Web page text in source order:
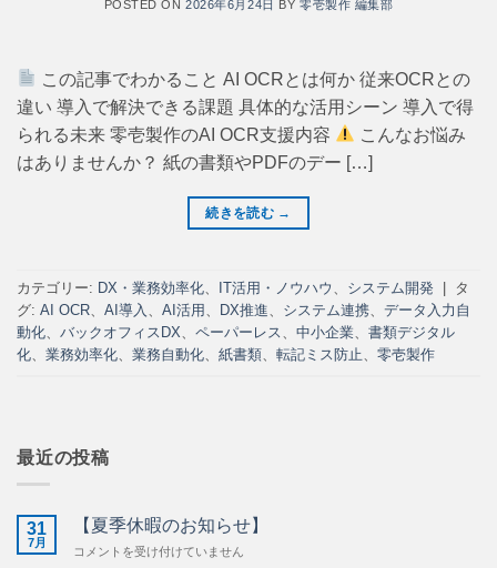
POSTED ON2026年6月24日 BY 零壱製作 編集部
この記事でわかること AI OCRとは何か 従来OCRとの
違い 導入で解決できる課題 具体的な活用シーン 導入で得
られる未来 零壱製作のAI OCR支援内容
こんなお悩み
はありませんか？ 紙の書類やPDFのデー […]
続きを読む →
カテゴリー: DX・業務効率化 IT活用・ノウハウ システム開発
タ
グ: AI OCR AI導入 AI活用 DX推進 システム連携
データ入力自
動化
バックオフィスDX ペーパーレス 中小企業
書類デジタル
化
業務効率化 業務自動化 紙書類 転記ミス防止 零壱製作
最近の投稿
31
7月
【夏季休暇のお知らせ】
【夏
コメントを受け付けていません